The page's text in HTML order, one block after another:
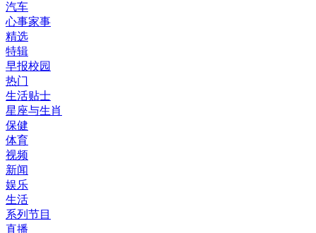
汽车
心事家事
精选
特辑
早报校园
热门
生活贴士
星座与生肖
保健
体育
视频
新闻
娱乐
生活
系列节目
直播